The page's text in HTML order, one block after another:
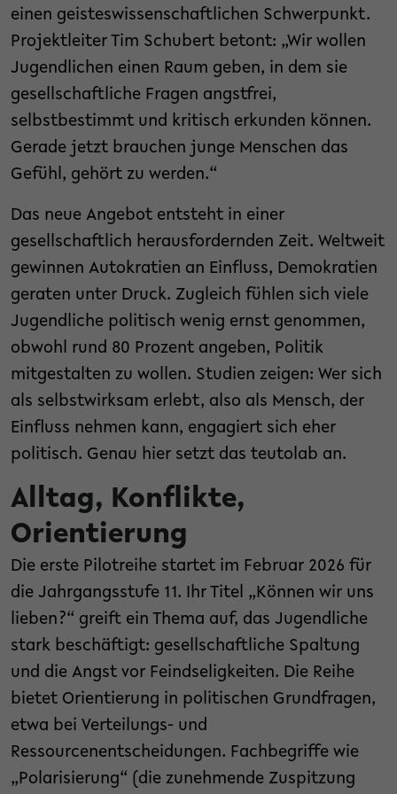
einen geisteswissenschaftlichen Schwerpunkt.
Projektleiter Tim Schubert betont: „Wir wollen
Jugendlichen einen Raum geben, in dem sie
gesellschaftliche Fragen angstfrei,
selbstbestimmt und kritisch erkunden können.
Gerade jetzt brauchen junge Menschen das
Gefühl, gehört zu werden.“
Das neue Angebot entsteht in einer
gesellschaftlich herausfordernden Zeit. Weltweit
gewinnen Autokratien an Einfluss, Demokratien
geraten unter Druck. Zugleich fühlen sich viele
Jugendliche politisch wenig ernst genommen,
obwohl rund 80 Prozent angeben, Politik
mitgestalten zu wollen. Studien zeigen: Wer sich
als selbstwirksam erlebt, also als Mensch, der
Einfluss nehmen kann, engagiert sich eher
politisch. Genau hier setzt das teutolab an.
Alltag, Konflikte,
Orientierung
Die erste Pilotreihe startet im Februar 2026 für
die Jahrgangsstufe 11. Ihr Titel „Können wir uns
lieben?“ greift ein Thema auf, das Jugendliche
stark beschäftigt: gesellschaftliche Spaltung
und die Angst vor Feindseligkeiten. Die Reihe
bietet Orientierung in politischen Grundfragen,
etwa bei Verteilungs- und
Ressourcenentscheidungen. Fachbegriffe wie
„Polarisierung“ (die zunehmende Zuspitzung